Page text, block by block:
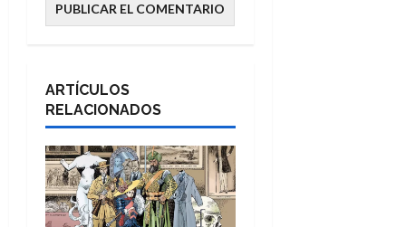
ARTÍCULOS
RELACIONADOS